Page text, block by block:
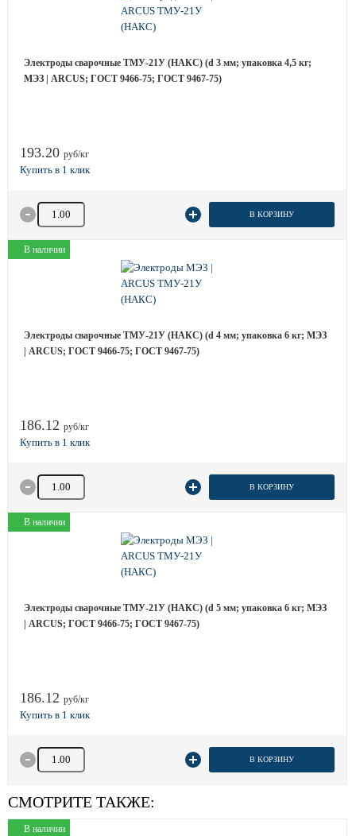
Электроды сварочные ТМУ-21У (НАКС) (d 3 мм; упаковка 4,5 кг;
МЭЗ | ARCUS; ГОСТ 9466-75; ГОСТ 9467-75)
193.20 руб/кг
Количество товара В КОРЗИНУ
В наличии
Электроды сварочные ТМУ-21У (НАКС) (d 4 мм; упаковка 6 кг; МЭЗ
| ARCUS; ГОСТ 9466-75; ГОСТ 9467-75)
186.12 руб/кг
Количество товара В КОРЗИНУ
В наличии
Электроды сварочные ТМУ-21У (НАКС) (d 5 мм; упаковка 6 кг; МЭЗ
| ARCUS; ГОСТ 9466-75; ГОСТ 9467-75)
186.12 руб/кг
Количество товара В КОРЗИНУ
СМОТРИТЕ ТАКЖЕ:
В наличии